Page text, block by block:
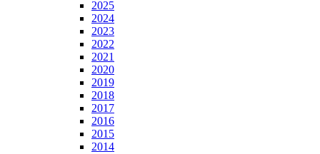
2025
2024
2023
2022
2021
2020
2019
2018
2017
2016
2015
2014